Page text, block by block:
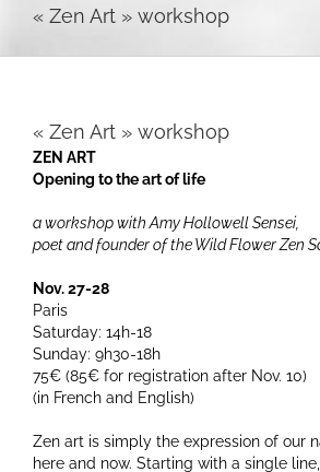
« Zen Art » workshop
« Zen Art » workshop
ZEN ART
Opening to the art of life
a workshop with Amy Hollowell Sensei,
poet and founder of the Wild Flower Zen
Nov. 27-28
Paris
Saturday: 14h-18
Sunday: 9h30-18h
75€ (85€ for registration after Nov. 10)
(in French and English)
Zen art is simply the expression of our
here and now. Starting with a single